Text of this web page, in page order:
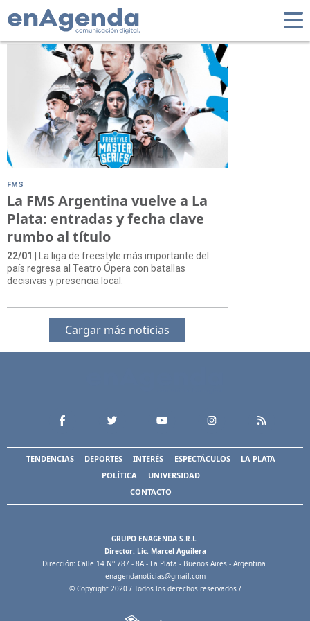
Tag: FMS Argentina
FMS
La FMS Argentina vuelve a La
Plata: entradas y fecha clave
rumbo al título
22/01
| La liga de freestyle más importante del
país regresa al Teatro Ópera con batallas
decisivas y presencia local.
Cargar más noticias
TENDENCIAS DEPORTES INTERÉS ESPECTÁCULOS
LA PLATA
POLÍTICA
UNIVERSIDAD
CONTACTO
GRUPO ENAGENDA S.R.L
Director: Lic. Marcel Aguilera
Dirección: Calle 14 N° 787 - 8A - La Plata - Buenos Aires - Argentina
enagendanoticias@gmail.com
© Copyright 2020 / Todos los derechos reservados /